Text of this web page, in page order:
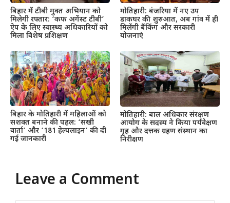
बिहार में टीबी मुक्त अभियान को
मिलेगी रफ्तार: ‘कफ अगेंस्ट टीबी’
ऐप के लिए स्वास्थ्य अधिकारियों को
मिला विशेष प्रशिक्षण
मोतिहारी: बंजरिया में नए उप
डाकघर की शुरुआत, अब गांव में ही
मिलेंगी बैंकिंग और सरकारी
योजनाएं
बिहार के मोतिहारी में महिलाओं को
सशक्त बनाने की पहल: ‘सखी
वार्ता’ और ‘181 हेल्पलाइन’ की दी
गई जानकारी
मोतिहारी: बाल अधिकार संरक्षण
आयोग के सदस्य ने किया पर्यवेक्षण
गृह और दत्तक ग्रहण संस्थान का
निरीक्षण
Leave a Comment